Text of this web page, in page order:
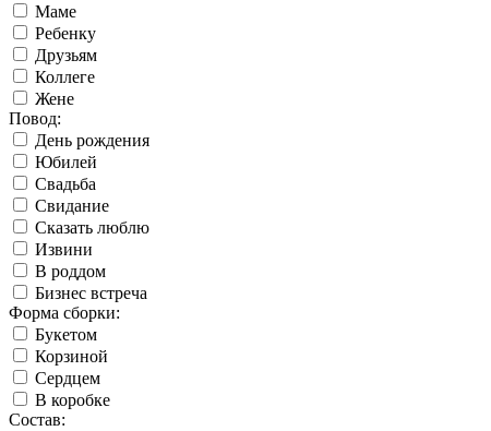
Маме
Ребенку
Друзьям
Коллеге
Жене
Повод:
День рождения
Юбилей
Свадьба
Свидание
Сказать люблю
Извини
В роддом
Бизнес встреча
Форма сборки:
Букетом
Корзиной
Сердцем
В коробке
Состав: